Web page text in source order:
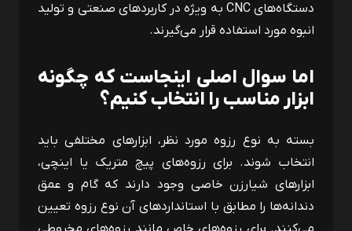
دستگاه‌هایCNC به‌ ویژه در کاربردهای صنعتی و تولید
انبوه مورد استفاده قرار می‌گیرند.
اما سوال اصلی اینجاست که چگونه
ابزار مناسب را انتخاب کنیم؟
بسته به نوع رزوه مورد نظر، ابزارهای مختلفی باید
انتخاب شوند. برای رزوه‌های پیچ متریک یا اینچی،
ابزارهای شیارزن خاصی وجود دارند که گام و عمق
دندانه‌ها را مطابق با استانداردهای آن نوع رزوه تعیین